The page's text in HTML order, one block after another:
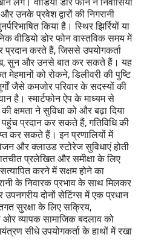
प्रवेश द्वारों की निगरानी
किया है। स्थिर झिर्रियों या
वीडियो डोर फोन वास्तविक समय में
प्रदान करते हैं, जिससे उपयोगकर्ता
सुन और उनसे बात कर सकते हैं। यह
को रोकने, डिलीवरी की पुष्टि
जैसे कमजोर परिवार के सदस्यों की
है। स्मार्टफोन ऐप के माध्यम से
ने सुविधा को और बढ़ा दिया
प्रदान कर सकते हैं, गतिविधि की
कर सकते हैं। इन प्रणालियों में
और क्लाउड स्टोरेज सुविधाएं होती
प्रलेखित और समीक्षा के लिए
करने में सक्षम होने का
के निवारक प्रभाव के साथ मिलकर
दोनों सेटिंग्स में एक प्रधान
सुरक्षा के लिए सक्रिय,
ओर व्यापक सामाजिक बदलाव को
सीधे उपयोगकर्ता के हाथों में रखा